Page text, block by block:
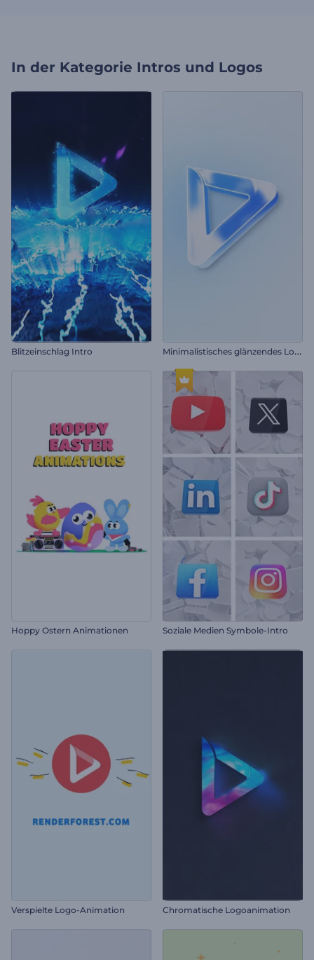
In der Kategorie Intros und Logos
Blitzeinschlag Intro M
inimalistisches glänzendes Logo Reveal
Hoppy Ostern Animationen Soziale Medien Symbole-Intro
Verspielte Logo-Animation Chromatische Logoanimation